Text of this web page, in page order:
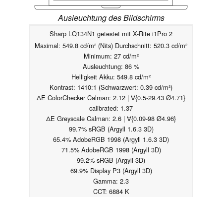
Ausleuchtung des Bildschirms
Sharp LQ134N1 getestet mit X-Rite i1Pro 2
Maximal: 549.8 cd/m² (Nits) Durchschnitt: 520.3 cd/m²
Minimum: 27 cd/m²
Ausleuchtung: 86 %
Helligkeit Akku: 549.8 cd/m²
Kontrast: 1410:1 (Schwarzwert: 0.39 cd/m²)
ΔE ColorChecker Calman: 2.12 | ∀{0.5-29.43 Ø4.71}
calibrated: 1.37
ΔE Greyscale Calman: 2.6 | ∀{0.09-98 Ø4.96}
99.7% sRGB (Argyll 1.6.3 3D)
65.4% AdobeRGB 1998 (Argyll 1.6.3 3D)
71.5% AdobeRGB 1998 (Argyll 3D)
99.2% sRGB (Argyll 3D)
69.9% Display P3 (Argyll 3D)
Gamma: 2.3
CCT: 6884 K